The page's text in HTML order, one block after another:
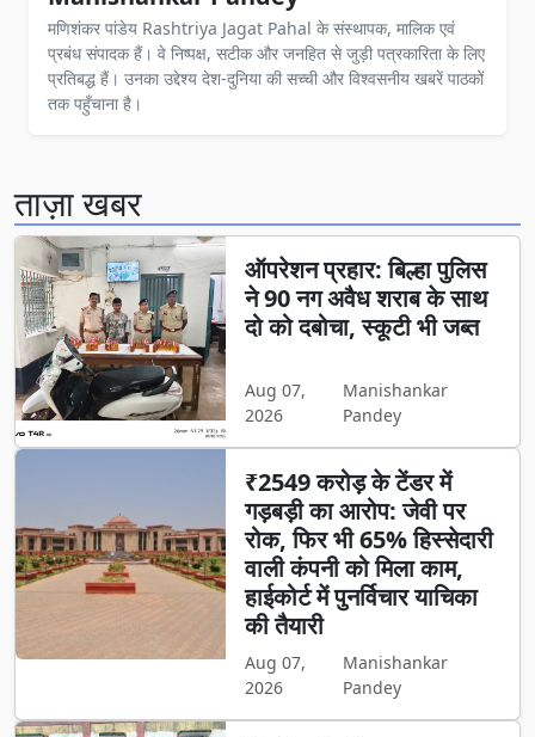
मणिशंकर पांडेय Rashtriya Jagat Pahal के संस्थापक, मालिक एवं
प्रबंध संपादक हैं। वे निष्पक्ष, सटीक और जनहित से जुड़ी पत्रकारिता के लिए
प्रतिबद्ध हैं। उनका उद्देश्य देश-दुनिया की सच्ची और विश्वसनीय खबरें पाठकों
तक पहुँचाना है।
ताज़ा खबर
ऑपरेशन प्रहार: बिल्हा पुलिस
ने 90 नग अवैध शराब के साथ
दो को दबोचा, स्कूटी भी जब्त
Aug 07,
2026
Manishankar
Pandey
₹2549 करोड़ के टेंडर में
गड़बड़ी का आरोप: जेवी पर
रोक, फिर भी 65% हिस्सेदारी
वाली कंपनी को मिला काम,
हाईकोर्ट में पुनर्विचार याचिका
की तैयारी
Aug 07,
2026
Manishankar
Pandey